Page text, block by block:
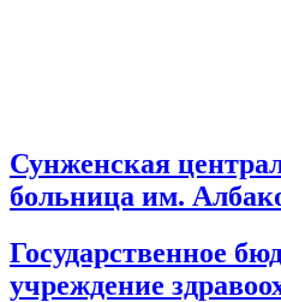
Сунженская
больница им.
Государственное
учреждение